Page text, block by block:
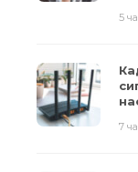
5
7